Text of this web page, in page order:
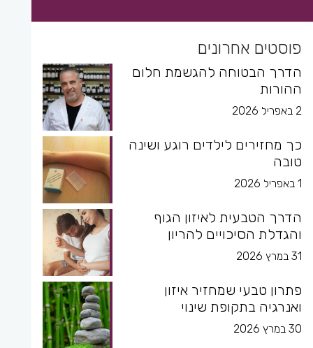
פוסטים אחרונים
הדרך הבטוחה להגשמת חלום
ההורות
2 באפריל 2026
כך מחזירים לילדים רוגע ושינה
טובה
1 באפריל 2026
הדרך הטבעית לאיזון הגוף
והגדלת הסיכויים להריון
31 במרץ 2026
פתרון טבעי שמחזיר איזון
ואנרגיה בתקופת שינוי
30 במרץ 2026